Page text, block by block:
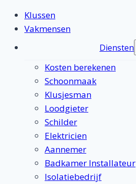
Klussen
Vakmensen
Diensten
Kosten berekenen
Schoonmaak
Klusjesman
Loodgieter
Schilder
Elektricien
Aannemer
Badkamer Installateur
Isolatiebedrijf